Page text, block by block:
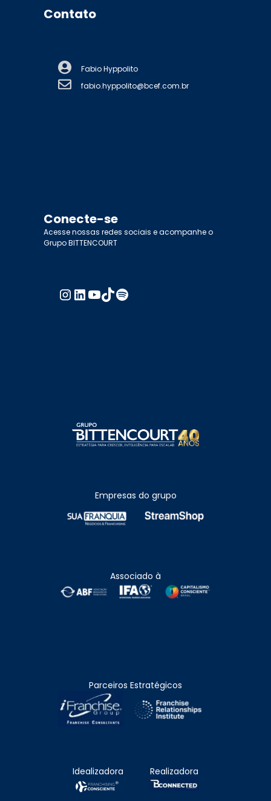
Contato
Fabio Hyppolito
fabio.hyppolito@bcef.com.br
Conecte-se
Acesse nossas redes sociais e acompanhe o
Grupo BITTENCOURT
Empresas do grupo
Associado à
Parceiros Estratégicos
Idealizadora Realizadora